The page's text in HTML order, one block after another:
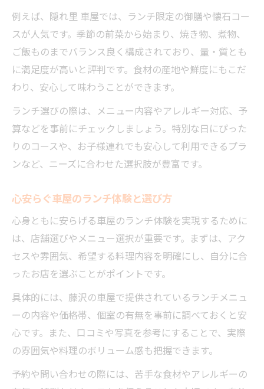
例えば、隠れ里 車屋では、ランチ限定の御膳や懐石コー
スが人気です。季節の前菜から始まり、焼き物、煮物、
ご飯ものまでバランス良く構成されており、量・質とも
に満足度が高いと評判です。食材の産地や鮮度にもこだ
わり、安心して味わうことができます。
ランチ選びの際は、メニュー内容やアレルギー対応、予
算などを事前にチェックしましょう。特別な日にぴった
りのコースや、お子様連れでも安心して利用できるプラ
ンなど、ニーズに合わせた選択肢が豊富です。
心安らぐ車屋のランチ体験と選び方
心身ともに安らげる車屋のランチ体験を実現するために
は、店舗選びやメニュー選択が重要です。まずは、アク
セスや雰囲気、希望する料理内容を明確にし、自分に合
ったお店を選ぶことがポイントです。
具体的には、藤沢の車屋で提供されているランチメニュ
ーの内容や価格帯、個室の有無を事前に調べておくと安
心です。また、口コミや写真を参考にすることで、実際
の雰囲気や料理のボリューム感も把握できます。
予約や問い合わせの際には、苦手な食材やアレルギーの